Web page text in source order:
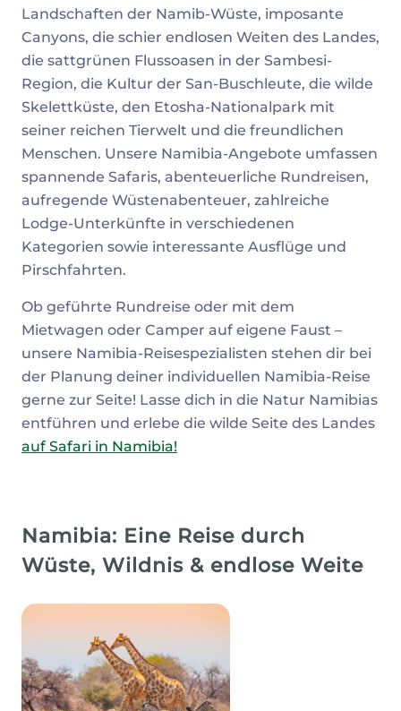
Landschaften der Namib-Wüste, imposante
Canyons, die schier endlosen Weiten des Landes,
die sattgrünen Flussoasen in der Sambesi-
Region, die Kultur der San-Buschleute, die wilde
Skelettküste, den Etosha-Nationalpark mit
seiner reichen Tierwelt und die freundlichen
Menschen. Unsere Namibia-Angebote umfassen
spannende Safaris, abenteuerliche Rundreisen,
aufregende Wüstenabenteuer, zahlreiche
Lodge-Unterkünfte in verschiedenen
Kategorien sowie interessante Ausflüge und
Pirschfahrten.
Ob geführte Rundreise oder mit dem
Mietwagen oder Camper auf eigene Faust –
unsere Namibia-Reisespezialisten stehen dir bei
der Planung deiner individuellen Namibia-Reise
gerne zur Seite! Lasse dich in die Natur Namibias
entführen und erlebe die wilde Seite des Landes
auf Safari in Namibia!
Namibia: Eine Reise durch
Wüste, Wildnis & endlose Weite